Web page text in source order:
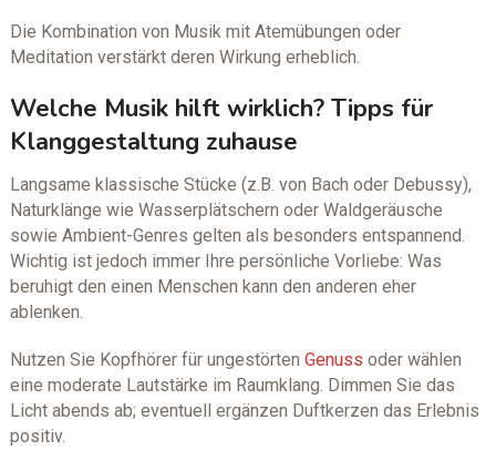
Die Kombination von Musik mit Atemübungen oder
Meditation verstärkt deren Wirkung erheblich.
Welche Musik hilft wirklich? Tipps für
Klanggestaltung zuhause
Langsame klassische Stücke (z.B. von Bach oder Debussy),
Naturklänge wie Wasserplätschern oder Waldgeräusche
sowie Ambient-Genres gelten als besonders entspannend.
Wichtig ist jedoch immer Ihre persönliche Vorliebe: Was
beruhigt den einen Menschen kann den anderen eher
ablenken.
Nutzen Sie Kopfhörer für ungestörten Genuss oder wählen
eine moderate Lautstärke im Raumklang. Dimmen Sie das
Licht abends ab; eventuell ergänzen Duftkerzen das Erlebnis
positiv.